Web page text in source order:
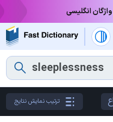
انگلیسی
ترتیب نمایش نتایج